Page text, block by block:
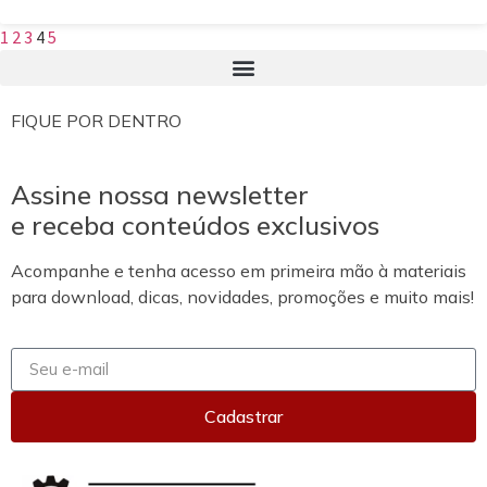
1 2 3 45
FIQUE POR DENTRO
Assine nossa newsletter
e receba conteúdos exclusivos
Acompanhe e tenha acesso em primeira mão à materiais
para download, dicas, novidades, promoções e muito mais!
Cadastrar